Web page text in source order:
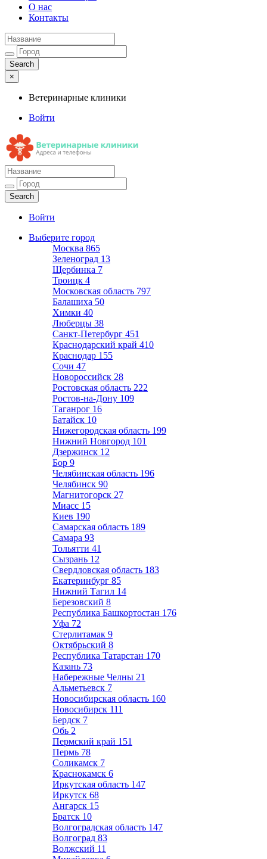
О нас
Контакты
×
Ветеринарные клиники
Войти
Ветеринарные клиники
Адреса и телефоны
Войти
Выберите город
Москва 865
Зеленоград 13
Щербинка 7
Троицк 4
Московская область 797
Балашиха 50
Химки 40
Люберцы 38
Санкт-Петербург 451
Краснодарский край 410
Краснодар 155
Сочи 47
Новороссийск 28
Ростовская область 222
Ростов-на-Дону 109
Таганрог 16
Батайск 10
Нижегородская область 199
Нижний Новгород 101
Дзержинск 12
Бор 9
Челябинская область 196
Челябинск 90
Магнитогорск 27
Миасс 15
Киев 190
Самарская область 189
Самара 93
Тольятти 41
Сызрань 12
Свердловская область 183
Екатеринбург 85
Нижний Тагил 14
Березовский 8
Республика Башкортостан 176
Уфа 72
Стерлитамак 9
Октябрьский 8
Республика Татарстан 170
Казань 73
Набережные Челны 21
Альметьевск 7
Новосибирская область 160
Новосибирск 111
Бердск 7
Обь 2
Пермский край 151
Пермь 78
Соликамск 7
Краснокамск 6
Иркутская область 147
Иркутск 68
Ангарск 15
Братск 10
Волгоградская область 147
Волгоград 83
Волжский 11